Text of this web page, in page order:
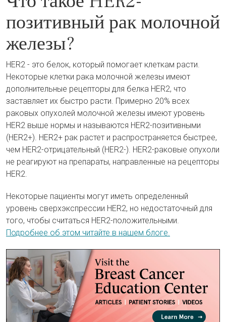
позитивный рак молочной
железы?
HER2 - это белок, который помогает клеткам расти.
Некоторые клетки рака молочной железы имеют
дополнительные рецепторы для белка HER2, что
заставляет их быстро расти. Примерно 20% всех
раковых опухолей молочной железы имеют уровень
HER2 выше нормы и называются HER2-позитивными
(HER2+). HER2+ рак растет и распространяется быстрее,
чем HER2-отрицательный (HER2-). HER2-раковые опухоли
не реагируют на препараты, направленные на рецепторы
HER2.
Некоторые пациенты могут иметь определенный
уровень сверхэкспрессии HER2, но недостаточный для
того, чтобы считаться HER2-положительными.
Подробнее об этом читайте в нашем блоге.